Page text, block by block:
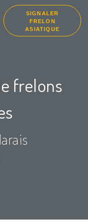
SIGNALER
FRELON
ASIATIQUE
frelons